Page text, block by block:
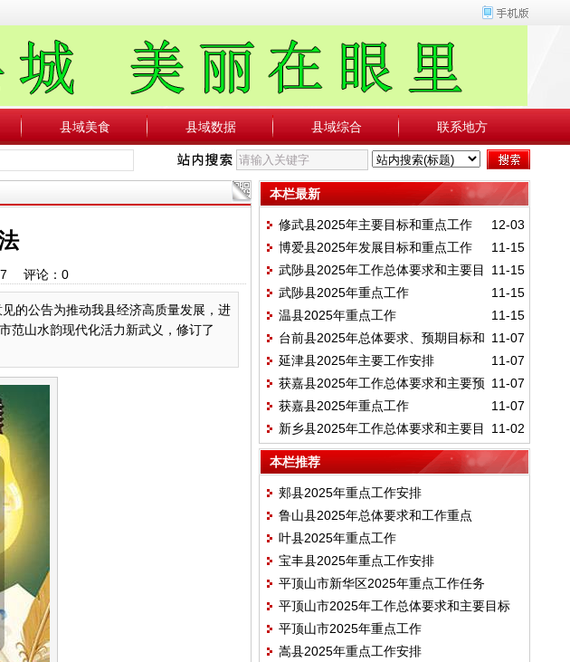
县域美食 县域数据 县域综合 联系地方
评论： 0
的公告为推动我县经济高质量发展，进
范山水韵现代化活力新武义，修订了
本栏最新
12-03
修武县2025年主要目标和重点工作
11-15
博爱县2025年发展目标和重点工作
11-15
武陟县2025年工作总体要求和主要目
标
11-15
武陟县2025年重点工作
11-15
温县2025年重点工作
11-07
台前县2025年总体要求、预期目标和
重点任务
11-07
延津县2025年主要工作安排
11-07
获嘉县2025年工作总体要求和主要预
期目标
11-07
获嘉县2025年重点工作
11-02
新乡县2025年工作总体要求和主要目
标
本栏推荐
郏县2025年重点工作安排
鲁山县2025年总体要求和工作重点
叶县2025年重点工作
宝丰县2025年重点工作安排
平顶山市新华区2025年重点工作任务
平顶山市2025年工作总体要求和主要目标
平顶山市2025年重点工作
嵩县2025年重点工作安排